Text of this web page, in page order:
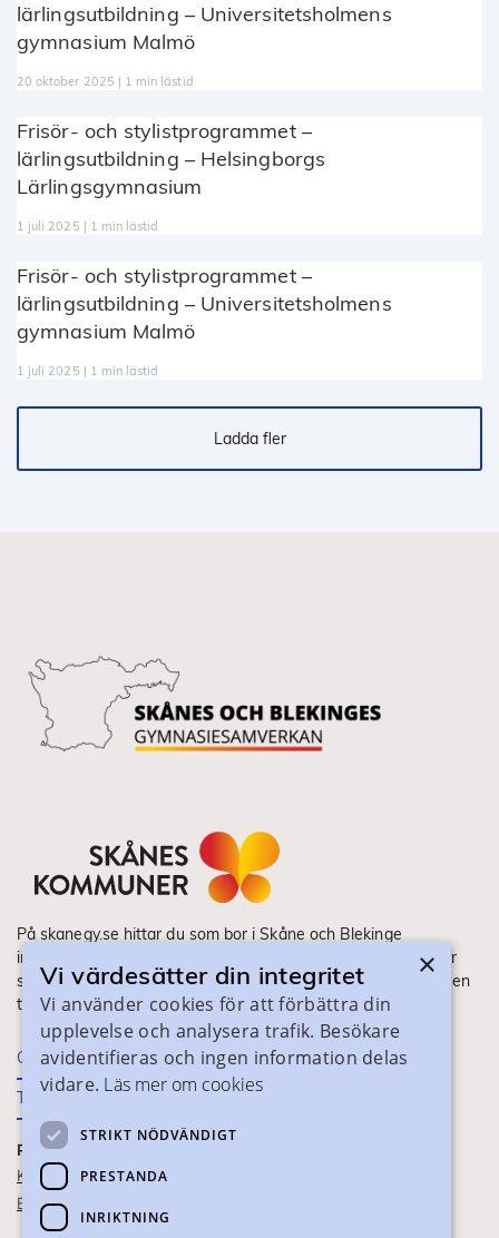
lärlingsutbildning – Universitetsholmens
gymnasium Malmö
20 oktober 2025 | 1 min lästid
Frisör- och stylistprogrammet –
lärlingsutbildning – Helsingborgs
Lärlingsgymnasium
1 juli 2025 | 1 min lästid
Frisör- och stylistprogrammet –
lärlingsutbildning – Universitetsholmens
gymnasium Malmö
1 juli 2025 | 1 min lästid
Ladda fler
På skanegy.se hittar du som bor i Skåne och Blekinge
information om ditt gymnasieval. Här ser du vilka utbildningar
som finns och hur ansökan och antagning går till. Webbplatsen
tillhandahålls av Skånes Kommuner.
Om webbplatsen
Tillgänglighet
PRAKTISK INFORMATION
Kontaktuppgifter
Blanketter
×
Vi värdesätter din integritet
Vi använder cookies för att förbättra din
upplevelse och analysera trafik. Besökare
avidentifieras och ingen information delas
vidare. Läs mer om cookies
STRIKT NÖDVÄNDIGT
PRESTANDA
INRIKTNING